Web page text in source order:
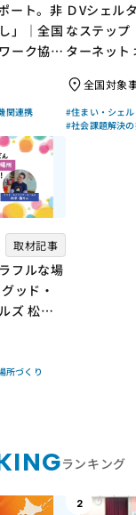
ート。非
」｜全国
ーク協議
】
関連携
ＤVシェル
なステップ
ターネッ
ん【聞き手
全国対象
#住まい・シェ
#社会課題解決
取材記事
フルな場
ッド・
ズ 松中
所づくり
ランキング
2